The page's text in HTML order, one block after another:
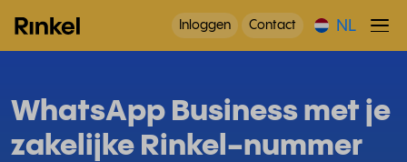
Inloggen Contact NL
WhatsApp Business met je
zakelijke Rinkel-nummer